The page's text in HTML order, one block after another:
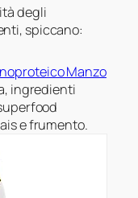
degli
spiccano:
Manzo
ingredienti
e frumento.